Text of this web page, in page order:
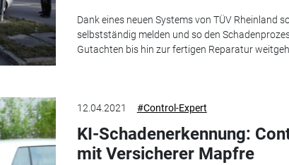
Dank eines neuen Systems von TÜV Rheinland
selbstständig melden und so den
Gutachten bis hin zur fertigen Reparatur
12.04.2021 #Control-Expert
KI-Schadenerkennung:
mit Versicherer Mapfre